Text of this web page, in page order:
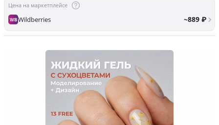
Цена на маркетплейсе
WBWildberries ~889 ₽